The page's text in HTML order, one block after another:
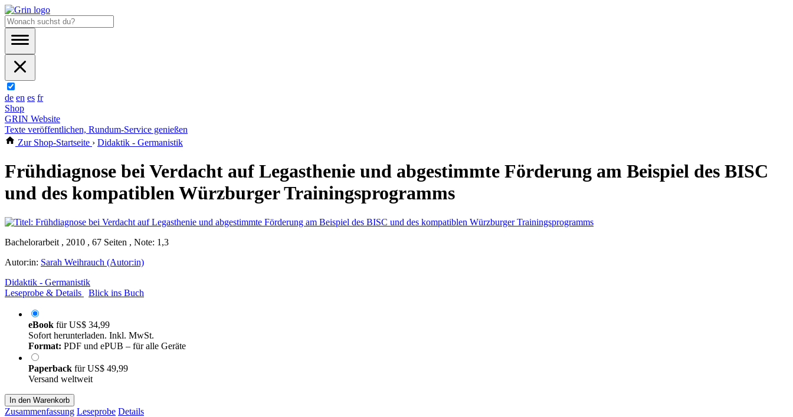
de en es fr
Shop
GRIN Website
Texte veröffentlichen, Rundum-Service genießen
Zur Shop-Startseite › Didaktik - Germanistik
Frühdiagnose bei Verdacht auf Legasthenie und abgestimmte Förderung am Beispiel des BISC
und des kompatiblen Würzburger Trainingsprogramms
Bachelorarbeit , 2010 , 67 Seiten , Note: 1,3
Autor:in: Sarah Weihrauch (Autor:in)
Didaktik - Germanistik
Leseprobe & Details
Blick ins Buch
eBook fürUS$ 34,99
Sofort herunterladen. Inkl. MwSt.
Format: PDF und ePUB – für alle Geräte
Paperback fürUS$ 49,99
Versand weltweit
In den Warenkorb
Zusammenfassung Leseprobe Details